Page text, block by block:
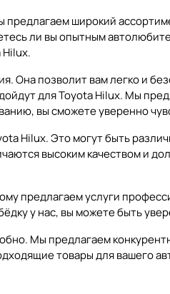
широкий
ли вы опытным
Она позволит вам легко и
для Toyota Hilux. Мы
вы сможете уверенно
Hilux. Это могут быть
высоким качеством и
предлагаем услуги
у нас, вы можете быть
Мы предлагаем
товары для вашего